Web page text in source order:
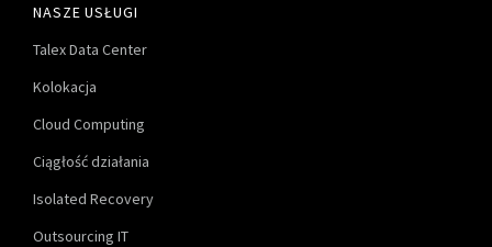
NASZE USŁUGI
Talex Data Center
Kolokacja
Cloud Computing
Ciągłość działania
Isolated Recovery
Outsourcing IT